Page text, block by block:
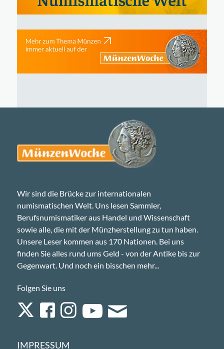
Wir sind die Brücke zur internationalen
numismatischen Welt. Uns lesen Sammler,
Berufsnumismatiker aus Handel und Wissenschaft
sowie alle, die mit der Münzherstellung zu tun haben.
Unsere Leser kommen aus 170 Nationen. Bei uns
finden Sie alles rund ums Geld - von der Antike bis zur
Gegenwart. Und noch ein bisschen mehr...
Folgen Sie uns
IMPRESSUM